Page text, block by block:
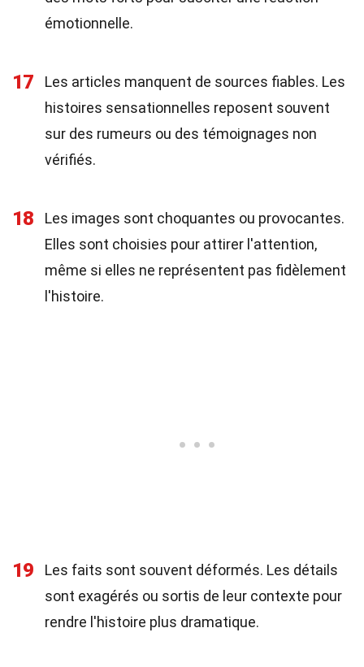
émotionnelle.
17
Les articles manquent de sources fiables. Les
histoires sensationnelles reposent souvent
sur des rumeurs ou des témoignages non
vérifiés.
18
Les images sont choquantes ou provocantes.
Elles sont choisies pour attirer l'attention,
même si elles ne représentent pas fidèlement
l'histoire.
19
Les faits sont souvent déformés. Les détails
sont exagérés ou sortis de leur contexte pour
rendre l'histoire plus dramatique.